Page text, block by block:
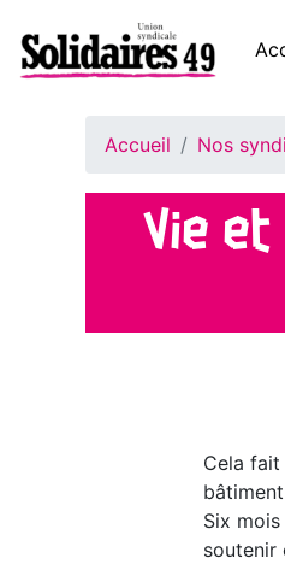
Accueil Nos
Vie et
Cela fait
Six mois
soutenir